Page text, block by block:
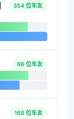
354 位车友
66 位车友
168 位车友